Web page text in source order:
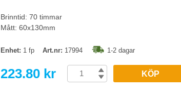
Brinntid: 70 timmar
Mått: 60x130mm
Enhet: 1 fp Art.nr: 17994 1-2 dagar
223.80 kr KÖP